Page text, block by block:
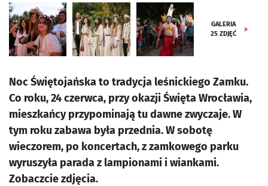
GALERIA
25 ZDJĘĆ
Noc Świętojańska to tradycja leśnickiego Zamku.
Co roku, 24 czerwca, przy okazji Święta Wrocławia,
mieszkańcy przypominają tu dawne zwyczaje. W
tym roku zabawa była przednia. W sobotę
wieczorem, po koncertach, z zamkowego parku
wyruszyła parada z lampionami i wiankami.
Zobaczcie zdjęcia.